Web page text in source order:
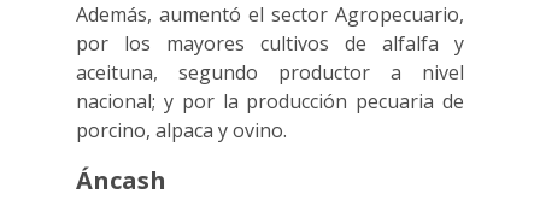
Además, aumentó el sector Agropecuario,
por los mayores cultivos de alfalfa y
aceituna, segundo productor a nivel
nacional; y por la producción pecuaria de
porcino, alpaca y ovino.
Áncash